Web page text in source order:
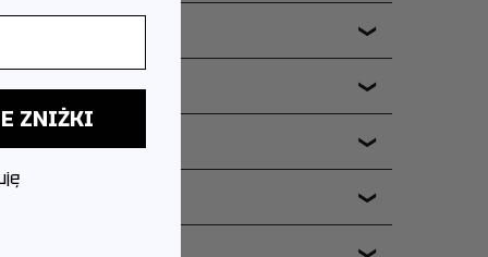
❯
❯
❯
❯
❯
ZNIŻKI